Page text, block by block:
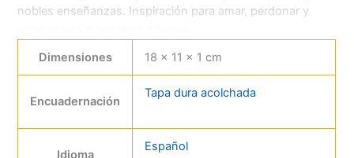
nobles enseñanzas. Inspiración para amar, perdonar y
Dimensiones
18 × 11 × 1 cm
Encuadernación
Tapa dura acolchada
Idioma
Español